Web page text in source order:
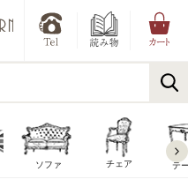
ソファ チェア テ